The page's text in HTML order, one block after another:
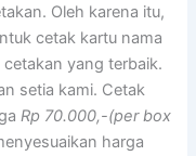
Oleh karena itu,
cetak kartu nama
yang terbaik.
setia kami. Cetak
Rp 70.000,-(per box
harga